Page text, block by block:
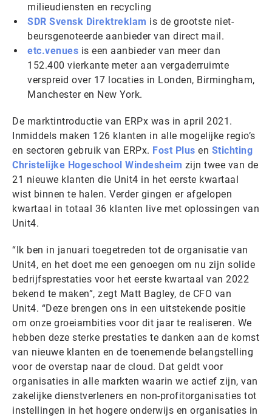
milieudiensten en recycling
SDR Svensk Direktreklam is de grootste niet-
beursgenoteerde aanbieder van direct mail.
etc.venues is een aanbieder van meer dan
152.400 vierkante meter aan vergaderruimte
verspreid over 17 locaties in Londen, Birmingham,
Manchester en New York.
De marktintroductie van ERPx was in april 2021.
Inmiddels maken 126 klanten in alle mogelijke regio’s
en sectoren gebruik van ERPx. Fost Plus en Stichting
Christelijke Hogeschool Windesheim zijn twee van de
21 nieuwe klanten die Unit4 in het eerste kwartaal
wist binnen te halen. Verder gingen er afgelopen
kwartaal in totaal 36 klanten live met oplossingen van
Unit4.
“Ik ben in januari toegetreden tot de organisatie van
Unit4, en het doet me een genoegen om nu zijn solide
bedrijfsprestaties voor het eerste kwartaal van 2022
bekend te maken”, zegt Matt Bagley, de CFO van
Unit4. “Deze brengen ons in een uitstekende positie
om onze groeiambities voor dit jaar te realiseren. We
hebben deze sterke prestaties te danken aan de komst
van nieuwe klanten en de toenemende belangstelling
voor de overstap naar de cloud. Dat geldt voor
organisaties in alle markten waarin we actief zijn, van
zakelijke dienstverleners en non-profitorganisaties tot
instellingen in het hogere onderwijs en organisaties in